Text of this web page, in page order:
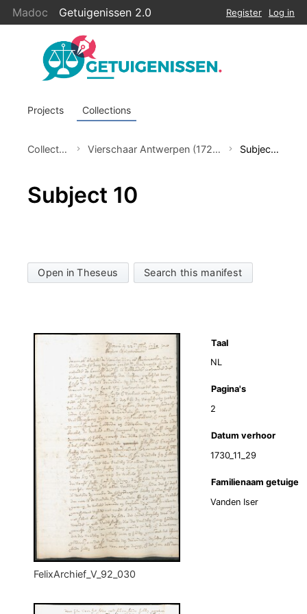
Madoc Getuigenissen 2.0 Register Log in
Projects Collections
Collections Vierschaar Antwerpen (1729-1790) Subject 10
Subject 10
Open in Theseus Search this manifest
FelixArchief_V_92_030
Taal
NL
Pagina's
2
Datum verhoor
1730_11_29
Familienaam getuige
Vanden Iser